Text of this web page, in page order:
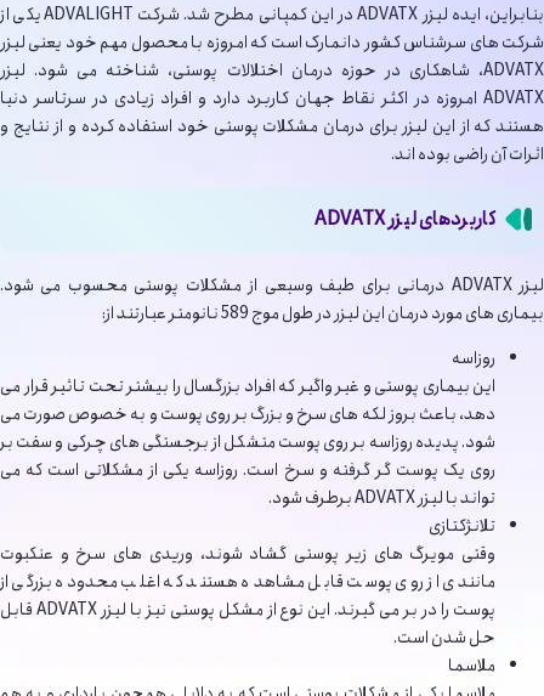
بنابراین، ایده لیزر ADVATX در این کمپانی مطرح شد. شرکت ADVALIGHT یکی از
شرکت های سرشناس کشور دانمارک است که امروزه با محصول مهم خود یعنی لیزر
ADVATX، شاهکاری در حوزه درمان اختلالات پوستی، شناخته می شود. لیزر
ADVATX امروزه در اکثر نقاط جهان کاربرد دارد و افراد زیادی در سرتاسر دنیا
هستند که از این لیزر برای درمان مشکلات پوستی خود استفاده کرده و از نتایج و
اثرات آن راضی بوده اند.
کاربردهای لیزر ADVATX
لیزر ADVATX درمانی برای طیف وسیعی از مشکلات پوستی محسوب می شود.
بیماری های مورد درمان این لیزر در طول موج 589 نانومتر عبارتند از:
روزاسه
این بیماری پوستی و غیر واگیر که افراد بزرگسال را بیشتر تحت تاثیر قرار می
دهد، باعث بروز لکه های سرخ و بزرگ بر روی پوست و به خصوص صورت می
شود. پدیده روزاسه بر روی پوست متشکل از برجستگی های چرکی و سفت بر
روی یک پوست گر گرفته و سرخ است. روزاسه یکی از مشکلاتی است که می
تواند با لیزر ADVATX برطرف شود.
تلانژکتازی
وقتی مویرگ های زیر پوستی گشاد شوند، وریدی های سرخ و عنکبوت
مانندی از روی پوست قابل مشاهده هستند که اغلب محدوده بزرگی از
پوست را در بر می گیرند. این نوع از مشکل پوستی نیز با لیزر ADVATX قابل
حل شدن است.
ملاسما